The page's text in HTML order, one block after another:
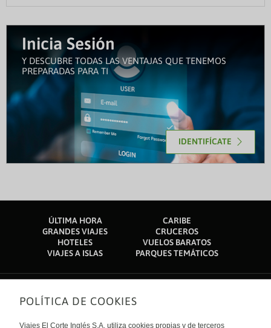
Inicia Sesión
Y DESCUBRE TODAS LAS VENTAJAS QUE TENEMOS
PREPARADAS PARA TI
IDENTIFÍCATE
ÚLTIMA HORA
CARIBE
GRANDES VIAJES
CRUCEROS
HOTELES
VUELOS BARATOS
VIAJES A ISLAS
PARQUES TEMÁTICOS
Sobre nosotros
Quiénes somos
POLÍTICA DE COOKIES
Viajes El Corte Inglés S.A. utiliza cookies propias y de terceros